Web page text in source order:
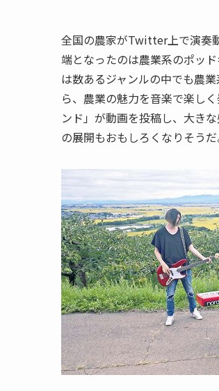
全国の農家がTwitter上で演奏
端となったのは農業系のポッ
は数あるジャンルの中でも農
ら、農業の魅力を音楽で楽し
ンド」が動画を投稿し、大き
の展開もおもしろくなりそう